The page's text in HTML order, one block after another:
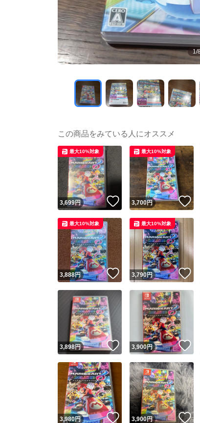
1/
この商品をみている人にオススメ
3,699円 いいね！
最大10%対象
3,700円
最大10%対象
3,888円 いいね！
最大10%対象
3,790円
最大10%対象
3,898円 いいね！
3,900円
3,980円 いいね！
3,900円